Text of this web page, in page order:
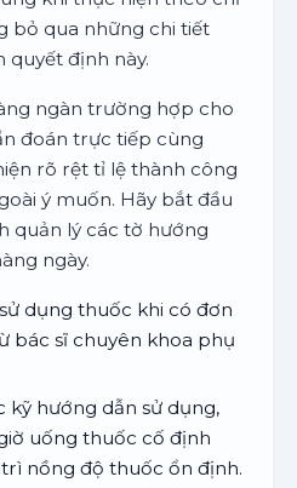
bỏ qua những chi tiết
định này.
ngàn trường hợp cho
đoán trực tiếp cùng
rõ rệt tỉ lệ thành công
ý muốn. Hãy bắt đầu
quản lý các tờ hướng
ngày.
dụng thuốc khi có đơn
bác sĩ chuyên khoa phụ
kỹ hướng dẫn sử dụng,
uống thuốc cố định
nồng độ thuốc ổn định.